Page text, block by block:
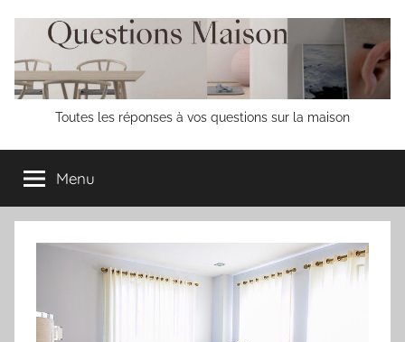
contenu
Questions
Maison
Toutes les réponses à vos questions sur la maison
Menu